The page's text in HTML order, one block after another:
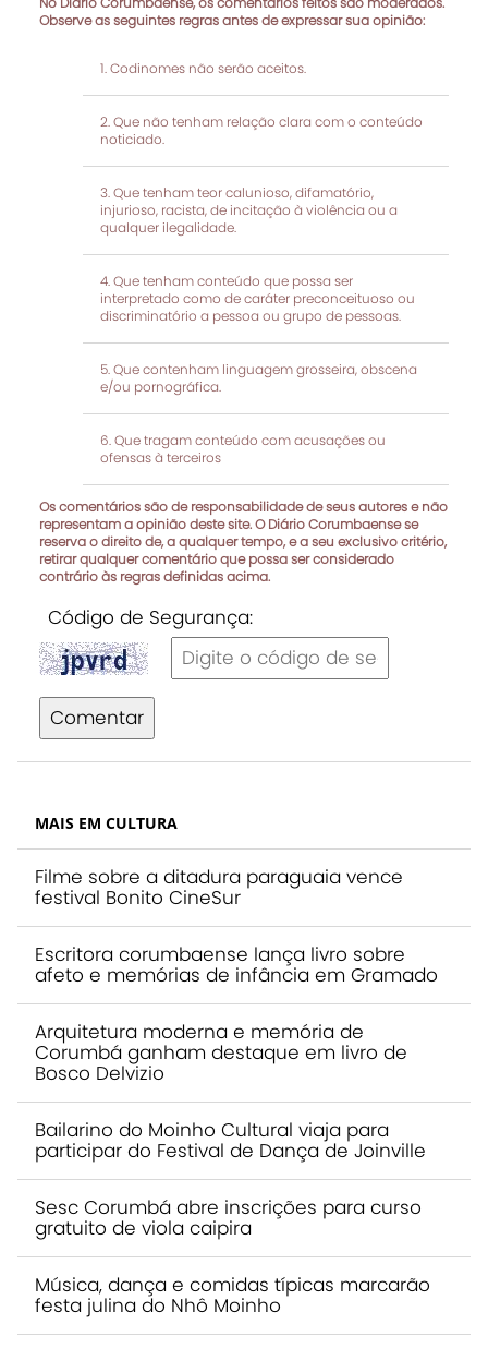
Observe as seguintes regras antes de expressar sua opinião:
Codinomes não serão aceitos.
Que não tenham relação clara com o conteúdo
noticiado.
Que tenham teor calunioso, difamatório,
injurioso, racista, de incitação à violência ou a
qualquer ilegalidade.
Que tenham conteúdo que possa ser
interpretado como de caráter preconceituoso ou
discriminatório a pessoa ou grupo de pessoas.
Que contenham linguagem grosseira, obscena
e/ou pornográfica.
Que tragam conteúdo com acusações ou
ofensas à terceiros
Os comentários são de responsabilidade de seus autores e não
representam a opinião deste site. O Diário Corumbaense se
reserva o direito de, a qualquer tempo, e a seu exclusivo critério,
retirar qualquer comentário que possa ser considerado
contrário às regras definidas acima.
Código de Segurança:
Comentar
MAIS EM CULTURA
Filme sobre a ditadura paraguaia vence
festival Bonito CineSur
Escritora corumbaense lança livro sobre
afeto e memórias de infância em Gramado
Arquitetura moderna e memória de
Corumbá ganham destaque em livro de
Bosco Delvizio
Bailarino do Moinho Cultural viaja para
participar do Festival de Dança de Joinville
Sesc Corumbá abre inscrições para curso
gratuito de viola caipira
Música, dança e comidas típicas marcarão
festa julina do Nhô Moinho